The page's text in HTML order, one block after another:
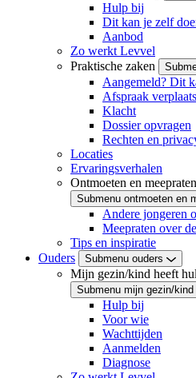
Hulp bij
Dit kan je zelf
Aanbod
Zo werkt Levvel
Praktische zaken
Aangemeld? Dit
Afspraak
Klacht
Dossier opvragen
Rechten en
Locaties
Ervaringsverhalen
Ontmoeten en meepraten
Submenu ontmoeten en
Andere jongeren
Meepraten over
Tips en inspiratie
Ouders
Submenu ouders
Mijn gezin/kind heeft
Submenu mijn gezin/
Hulp bij
Voor wie
Wachttijden
Aanmelden
Diagnose